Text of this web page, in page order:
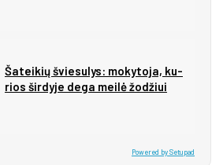
Ša­tei­kių švie­su­lys: mo­ky­to­ja, ku­
rios šir­dy­je de­ga mei­lė žo­džiui
Powered by Setupad